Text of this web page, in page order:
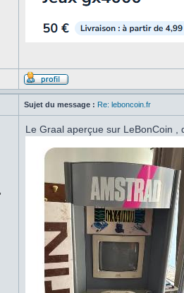
Sujet du message : Re: leboncoin.fr
Le Graal aperçue sur LeBonCoin